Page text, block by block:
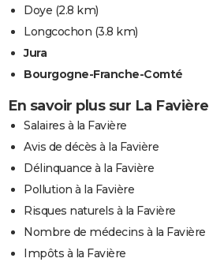
Doye (2.8 km)
Longcochon (3.8 km)
Jura
Bourgogne-Franche-Comté
En savoir plus sur La Favière
Salaires à la Favière
Avis de décès à la Favière
Délinquance à la Favière
Pollution à la Favière
Risques naturels à la Favière
Nombre de médecins à la Favière
Impôts à la Favière